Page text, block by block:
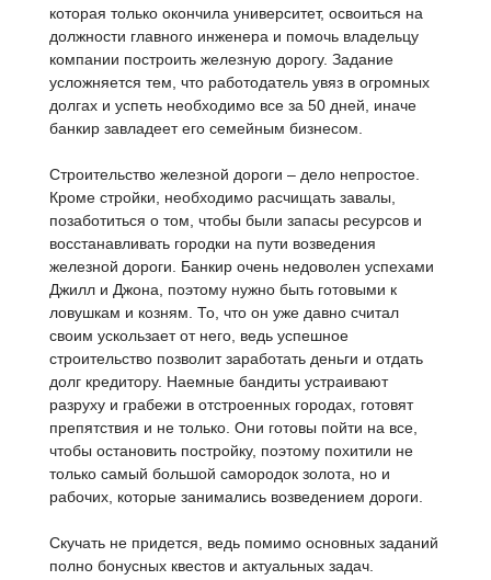
которая только окончила университет, освоиться на
должности главного инженера и помочь владельцу
компании построить железную дорогу. Задание
усложняется тем, что работодатель увяз в огромных
долгах и успеть необходимо все за 50 дней, иначе
банкир завладеет его семейным бизнесом.
Строительство железной дороги – дело непростое.
Кроме стройки, необходимо расчищать завалы,
позаботиться о том, чтобы были запасы ресурсов и
восстанавливать городки на пути возведения
железной дороги. Банкир очень недоволен успехами
Джилл и Джона, поэтому нужно быть готовыми к
ловушкам и козням. То, что он уже давно считал
своим ускользает от него, ведь успешное
строительство позволит заработать деньги и отдать
долг кредитору. Наемные бандиты устраивают
разруху и грабежи в отстроенных городах, готовят
препятствия и не только. Они готовы пойти на все,
чтобы остановить постройку, поэтому похитили не
только самый большой самородок золота, но и
рабочих, которые занимались возведением дороги.
Скучать не придется, ведь помимо основных заданий
полно бонусных квестов и актуальных задач.